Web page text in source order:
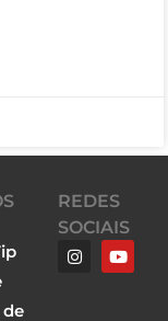
REDES
SOCIAIS